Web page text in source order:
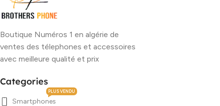
Boutique Numéros 1 en algérie de
ventes des télephones et accessoires
avec meilleure qualité et prix
Categories
Smartphones
PLUS VENDU